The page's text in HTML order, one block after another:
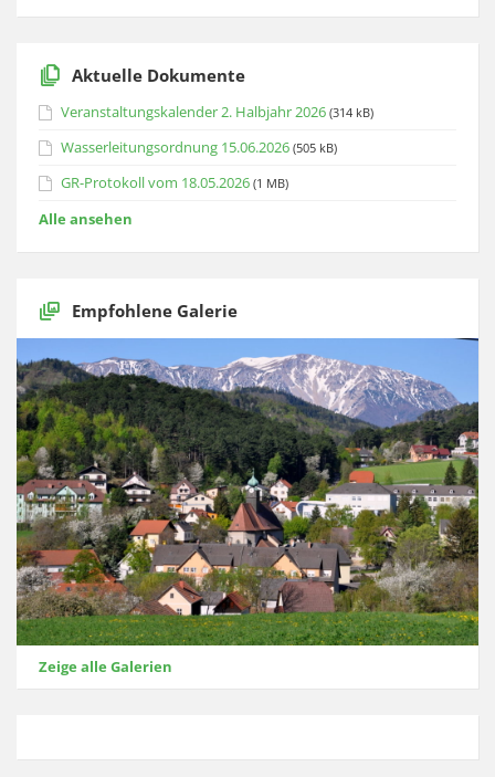
Aktuelle Dokumente
Veranstaltungskalender 2. Halbjahr 2026 (314 kB)
Wasserleitungsordnung 15.06.2026 (505 kB)
GR-Protokoll vom 18.05.2026 (1 MB)
Alle ansehen
Empfohlene Galerie
Zeige alle Galerien